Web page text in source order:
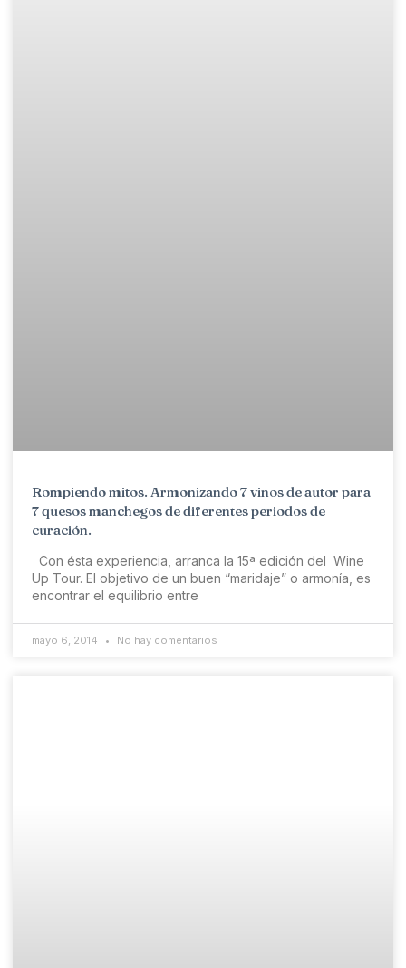
Rompiendo mitos. Armonizando 7 vinos de autor para
7 quesos manchegos de diferentes periodos de
curación.
Con ésta experiencia, arranca la 15ª edición del Wine
Up Tour. El objetivo de un buen “maridaje” o armonía, es
encontrar el equilibrio entre
mayo 6, 2014 No hay comentarios